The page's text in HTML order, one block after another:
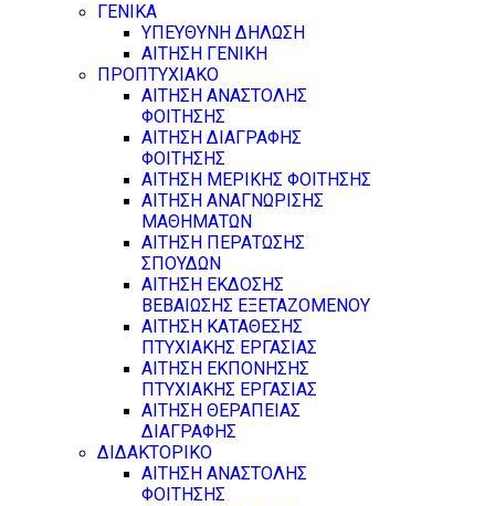
ΓΕΝΙΚΑ
ΥΠΕΥΘΥΝΗ ΔΗΛΩΣΗ
ΑΙΤΗΣΗ ΓΕΝΙΚΗ
ΠΡΟΠΤΥΧΙΑΚΟ
ΑΙΤΗΣΗ ΑΝΑΣΤΟΛΗΣ
ΦΟΙΤΗΣΗΣ
ΑΙΤΗΣΗ ΔΙΑΓΡΑΦΗΣ
ΦΟΙΤΗΣΗΣ
ΑΙΤΗΣΗ ΜΕΡΙΚΗΣ ΦΟΙΤΗΣΗΣ
ΑΙΤΗΣΗ ΑΝΑΓΝΩΡΙΣΗΣ
ΜΑΘΗΜΑΤΩΝ
ΑΙΤΗΣΗ ΠΕΡΑΤΩΣΗΣ
ΣΠΟΥΔΩΝ
ΑΙΤΗΣΗ ΕΚΔΟΣΗΣ
ΒΕΒΑΙΩΣΗΣ ΕΞΕΤΑΖΟΜΕΝΟΥ
ΑΙΤΗΣΗ ΚΑΤΑΘΕΣΗΣ
ΠΤΥΧΙΑΚΗΣ ΕΡΓΑΣΙΑΣ
ΑΙΤΗΣΗ ΕΚΠΟΝΗΣΗΣ
ΠΤΥΧΙΑΚΗΣ ΕΡΓΑΣΙΑΣ
ΑΙΤΗΣΗ ΘΕΡΑΠΕΙΑΣ
ΔΙΑΓΡΑΦΗΣ
ΔΙΔΑΚΤΟΡΙΚΟ
ΑΙΤΗΣΗ ΑΝΑΣΤΟΛΗΣ
ΦΟΙΤΗΣΗΣ